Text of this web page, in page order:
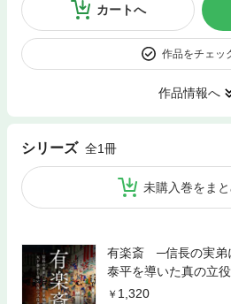
カートへ
作品をチェッ
作品情報へ
シリーズ 全1冊
未購入巻をま
有楽斎 ─信長の実弟
泰平を導いた真の立
1,320